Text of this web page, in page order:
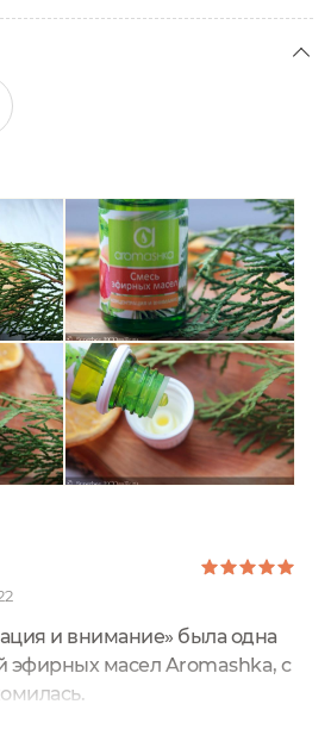
и внимание» была одна
эфирных масел Aromashka, с